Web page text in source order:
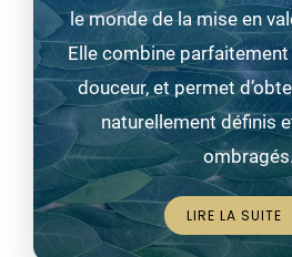
le monde de la mise en
Elle combine
douceur, et permet
naturellement définis
ombragés.
LIRE LA SUITE